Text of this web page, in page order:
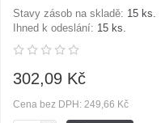
Stavy zásob na skladě: 15 ks.
Ihned k odeslání: 15 ks.
302,09 Kč
Cena bez DPH: 249,66 Kč